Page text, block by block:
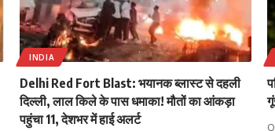
INDIA
Delhi Red Fort Blast: भयानक ब्लास्ट से दहली
दिल्ली, लाल किले के पास धमाका! मौतों का आंकड़ा
पहुंचा 11, देशभर में हाई अलर्ट